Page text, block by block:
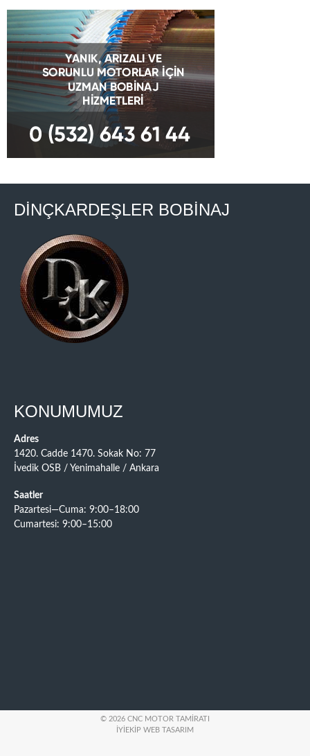
DİNÇKARDEŞLER BOBİNAJ
KONUMUMUZ
Adres
1420. Cadde 1470. Sokak No: 77
İvedik OSB / Yenimahalle / Ankara
Saatler
Pazartesi—Cuma: 9:00–18:00
Cumartesi: 9:00–15:00
© 2026 CNC MOTOR TAMIRATI
İYIEKIP WEB TASARIM